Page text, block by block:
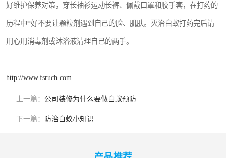
好维护保养对策，穿长袖衫运动长裤、佩戴口罩和胶手套，在打药的
历程中*好不要让颗粒剂遇到自己的脸、肌肤。灭治白蚁打药完后请
用心用消毒剂或沐浴液清理自己的两手。
http://www.fsruch.com
上一篇： 公司装修为什么要做白蚁预防
下一篇： 防治白蚁小知识